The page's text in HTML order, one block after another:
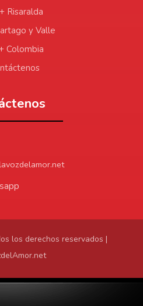
Risaralda
y Valle
Colombia
los derechos reservados |
Protección de Datos